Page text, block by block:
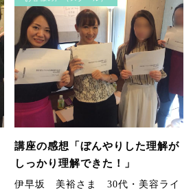
講座の感想「ぼんやりした理解が
しっかり理解できた！」
伊早坂 美裕さま 30代・美容ライ